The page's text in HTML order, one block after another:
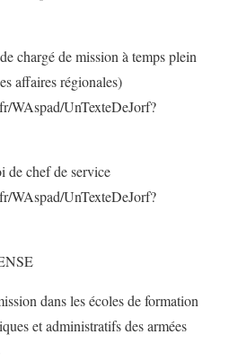
chargé de mission à temps plein
affaires régionales)
WAspad/UnTexteDeJorf?
de chef de service
WAspad/UnTexteDeJorf?
dans les écoles de formation
et administratifs des armées